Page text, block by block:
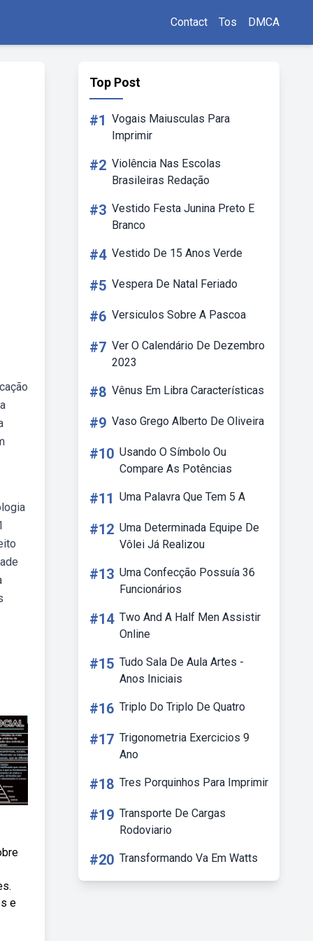
Contact Tos DMCA
e
Top Post
#1 Vogais Maiusculas Para
Imprimir
#2 Violência Nas Escolas
Brasileiras Redação
#3 Vestido Festa Junina Preto E
Branco
#4 Vestido De 15 Anos Verde
#5 Vespera De Natal Feriado
#6 Versiculos Sobre A Pascoa
#7 Ver O Calendário De Dezembro
2023
#8 Vênus Em Libra Características
#9 Vaso Grego Alberto De Oliveira
#10 Usando O Símbolo Ou
Compare As Potências
#11 Uma Palavra Que Tem 5 A
#12 Uma Determinada Equipe De
Vôlei Já Realizou
#13 Uma Confecção Possuía 36
Funcionários
#14 Two And A Half Men Assistir
Online
#15 Tudo Sala De Aula Artes -
Anos Iniciais
#16 Triplo Do Triplo De Quatro
#17 Trigonometria Exercicios 9
Ano
#18 Tres Porquinhos Para Imprimir
#19 Transporte De Cargas
Rodoviario
#20 Transformando Va Em Watts